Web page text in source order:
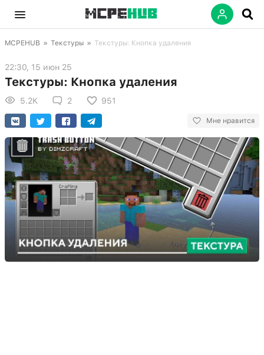
MCPEHUB » Текстуры » Текстуры: Кнопка удаления
22:30, 15 июн 25
Текстуры: Кнопка удаления
5.2K 2 951
Мне нравится